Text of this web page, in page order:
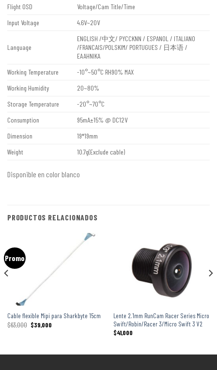
Flight OSD
Voltage/Cam Title/Time
Input Voltage
4.6V~20V
Language
ENGLISH /中文/ PYCCKNN / ESPANOL / ITALIANO
/FRANCAIS/POLSKIM/ PORTUGUES / 日本语 /
EAAHNIKA
Working Temperature
-10°~50°C RH90% MAX
Working Humidity
20~80%
Storage Temperature
-20°~70°C
Consumption
95mA±15% @ DC12V
Dimension
19*19mm
Weight
10.7g(Exclude cable)
Disponible en color blanco
PRODUCTOS RELACIONADOS
Promo
Cable flexible Mipi para Sharkbyte 15cm
$63,000 $39,000
Lente 2.1mm RunCam Racer Series Micro
Swift/Robin/Racer 3/Micro Swift 3 V2
$41,000